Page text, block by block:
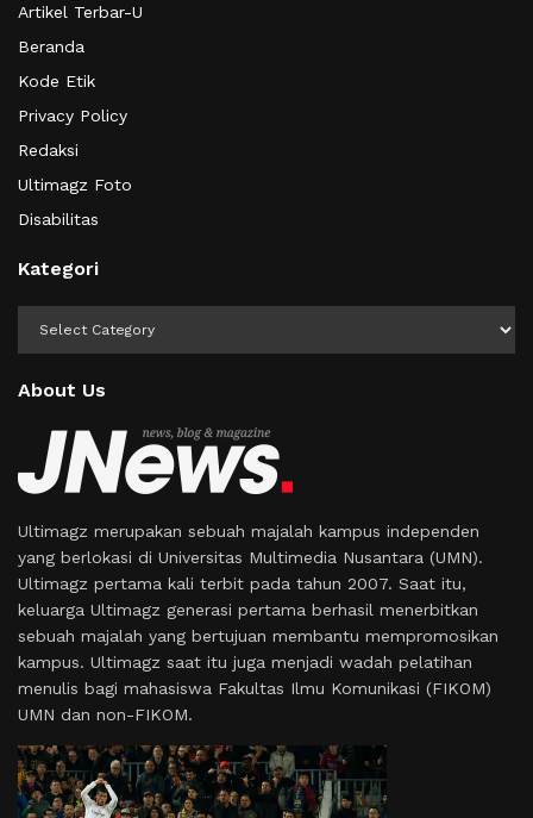
Artikel Terbar-U
Beranda
Kode Etik
Privacy Policy
Redaksi
Ultimagz Foto
Disabilitas
Kategori
About Us
Ultimagz merupakan sebuah majalah kampus independen
yang berlokasi di Universitas Multimedia Nusantara (UMN).
Ultimagz pertama kali terbit pada tahun 2007. Saat itu,
keluarga Ultimagz generasi pertama berhasil menerbitkan
sebuah majalah yang bertujuan membantu mempromosikan
kampus. Ultimagz saat itu juga menjadi wadah pelatihan
menulis bagi mahasiswa Fakultas Ilmu Komunikasi (FIKOM)
UMN dan non-FIKOM.